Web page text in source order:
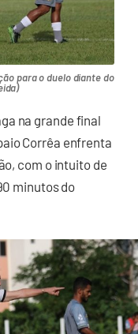
para o duelo diante do
na grande final
Corrêa enfrenta
com o intuito de
minutos do